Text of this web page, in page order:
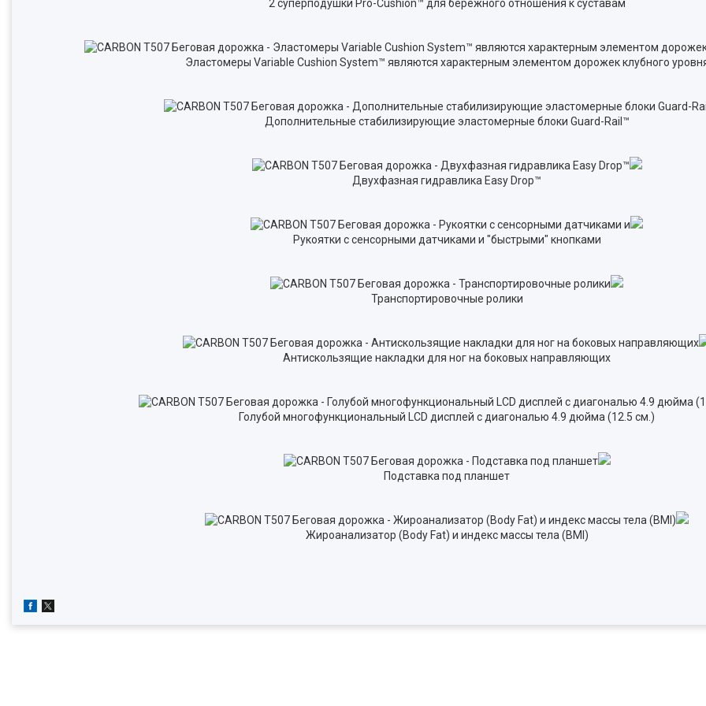
2 суперподушки Pro-Cushion™ для бережного отношения к суставам
Эластомеры Variable Cushion System™ являются характерным элементом дорожек клубного
Дополнительные стабилизирующие эластомерные блоки Guard-Rail™
Двухфазная гидравлика Easy Drop™
Рукоятки с сенсорными датчиками и "быстрыми" кнопками
Транспортировочные ролики
Антискользящие накладки для ног на боковых направляющих
Голубой многофункциональный LCD дисплей с диагональю 4.9 дюйма (12.5 см.)
Подставка под планшет
Жироанализатор (Body Fat) и индекс массы тела (BMI)